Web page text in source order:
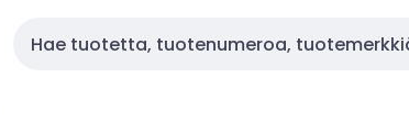
Haku